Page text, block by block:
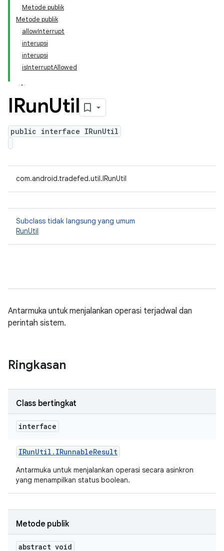
Metode publik
Metode publik
allowInterrupt
interupsi
interupsi
isInterruptAllowed
IRunUtil
public interface IRunUtil
com.android.tradefed.util.IRunUtil
Subclass tidak langsung yang umum
RunUtil
Antarmuka untuk menjalankan operasi terjadwal dan
perintah sistem.
Ringkasan
Class bertingkat
interface
IRunUtil . IRunnableResult
Antarmuka untuk menjalankan operasi secara asinkron
yang menampilkan status boolean.
Metode publik
abstract void